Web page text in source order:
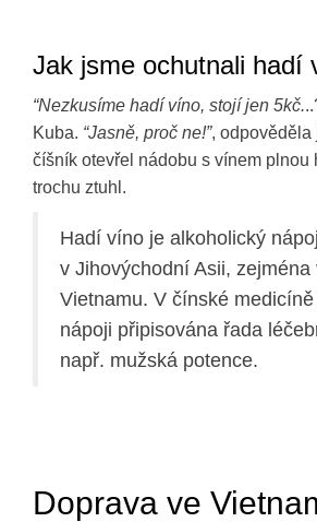
Jak jsme ochutnali
“Nezkusíme hadí víno, stojí jen 5kč.
Kuba. “Jasně, proč ne!”, odpověděla
číšník otevřel nádobu s vínem plnou
trochu ztuhl.
Hadí víno je alkoholický
v Jihovýchodní Asii, zejména
Vietnamu. V čínské
nápoji připisována řada
např. mužská potence.
Doprava ve